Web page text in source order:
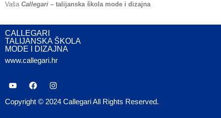
Vaša Callegari – talijanska škola mode i dizajna
CALLEGARI
TALIJANSKA ŠKOLA
MODE I DIZAJNA
www.callegari.hr
Copyright © 2024 Callegari All Rights Reserved.